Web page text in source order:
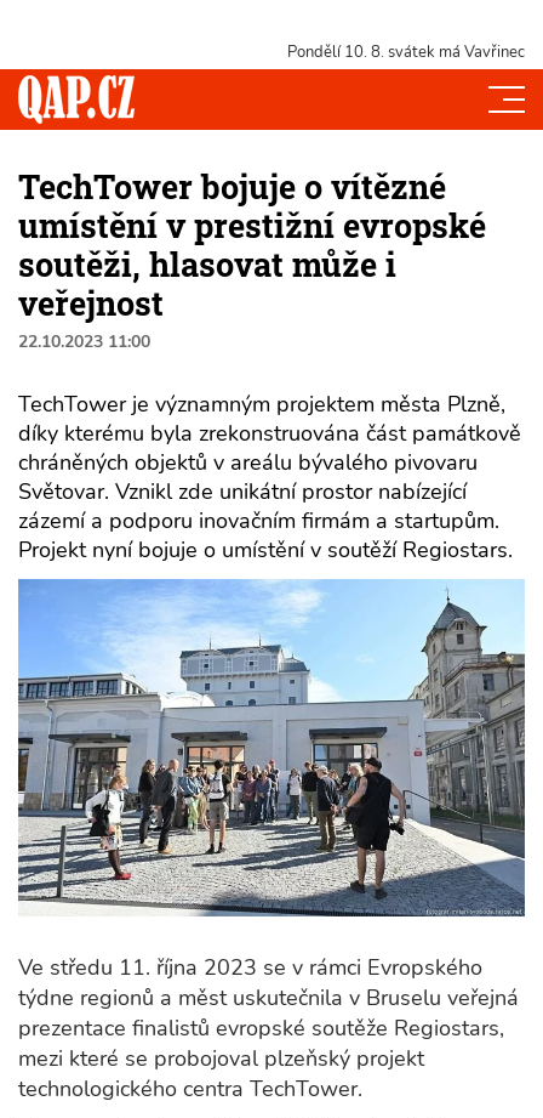
Pondělí 10. 8. svátek má Vavřinec
TechTower bojuje o vítězné
umístění v prestižní evropské
soutěži, hlasovat může i
veřejnost
22.10.2023 11:00
TechTower je významným projektem města Plzně,
díky kterému byla zrekonstruována část památkově
chráněných objektů v areálu bývalého pivovaru
Světovar. Vznikl zde unikátní prostor nabízející
zázemí a podporu inovačním firmám a startupům.
Projekt nyní bojuje o umístění v soutěží Regiostars.
Ve středu 11. října 2023 se v rámci Evropského
týdne regionů a měst uskutečnila v Bruselu veřejná
prezentace finalistů evropské soutěže Regiostars,
mezi které se probojoval plzeňský projekt
technologického centra TechTower.